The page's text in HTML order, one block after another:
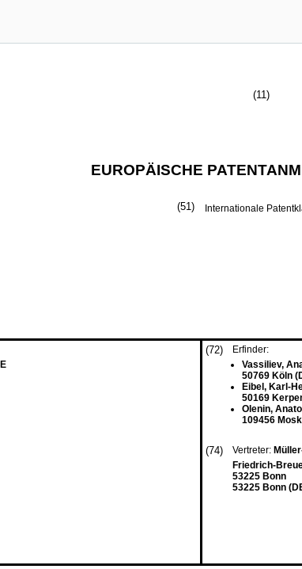
(11)
EUROPÄISCHE
(51) Internationale
(72)
Erfinder:
Vassiliev,
50769 Köln
Eibel, Karl-
50169
Olenin,
109456
(74) Vertreter:
Friedrich-
53225 Bonn
53225 Bonn